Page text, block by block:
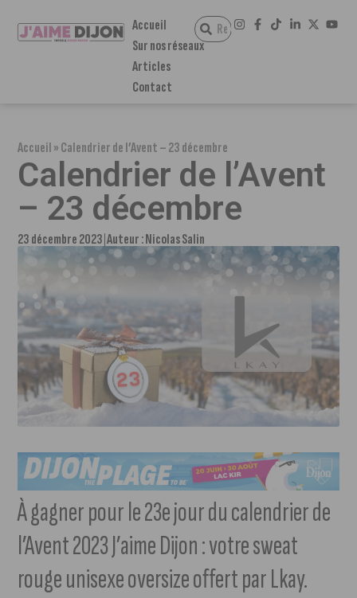
Accueil
Sur nos réseaux
Articles
Contact
Accueil»Calendrier de l’Avent – 23 décembre
Calendrier de l’Avent
– 23 décembre
23 décembre 2023 Auteur :Nicolas Salin
À gagner pour le 23e jour du calendrier de
l’Avent 2023 J’aime Dijon : votre sweat
rouge unisexe oversize offert par Lkay.